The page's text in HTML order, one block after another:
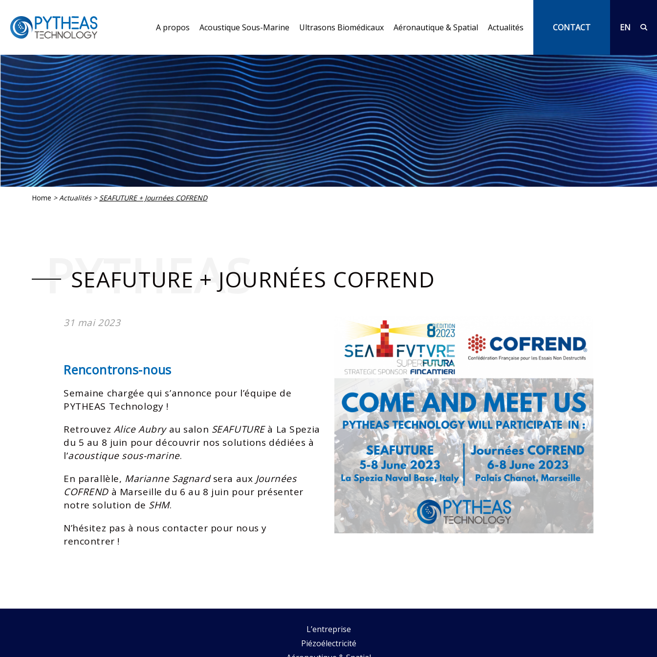
A propos Acoustique Sous-Marine Ultrasons Biomédicaux Aéronautique & Spatial Actualités CONTACT EN
Home > Actualités > SEAFUTURE + Journées COFREND
SEAFUTURE + JOURNÉES COFREND
PYTHEAS
31 mai 2023
Rencontrons-nous
Semaine chargée qui s’annonce pour l’équipe de
PYTHEAS Technology !
Retrouvez Alice Aubryau salon SEAFUTUREà La Spezia
du 5 au 8 juin pour découvrir nos solutions dédiées à
l’acoustique sous-marine.
En parallèle, Marianne Sagnardsera aux Journées
COFREND à Marseille du 6 au 8 juin pour présenter
notre solution de SHM.
N’hésitez pas à nous contacter pour nous y
rencontrer !
L’entreprise
Piézoélectricité